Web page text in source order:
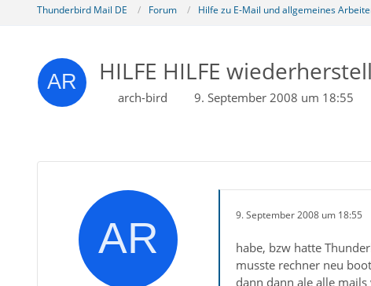
Thunderbird Mail DE Forum Hilfe zu E-Mail und allgemeines
HILFE HILFE
arch-bird 9. September 2008 um 18:55
9. September 2008 um 18:55
habe, bzw hatte
musste rechner neu
dann dann ale alle mails